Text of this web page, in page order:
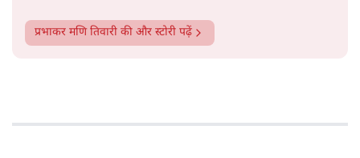
प्रभाकर मणि तिवारी की और स्टोरी पढ़ें